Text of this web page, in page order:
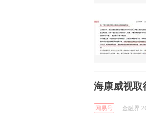
海康威视取
网易号 金融界